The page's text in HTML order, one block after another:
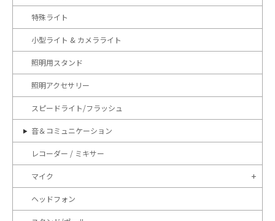
特殊ライト
小型ライト & カメラライト
照明用スタンド
照明アクセサリー
スピードライト/フラッシュ
音＆コミュニケーション
レコーダー / ミキサー
マイク
ヘッドフォン